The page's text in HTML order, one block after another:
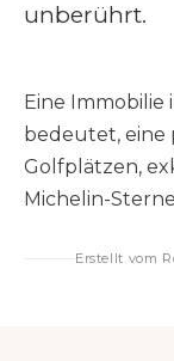
unberührt.
Eine Immobilie
bedeutet, eine
Golfplätzen,
Michelin-
Erstellt vom